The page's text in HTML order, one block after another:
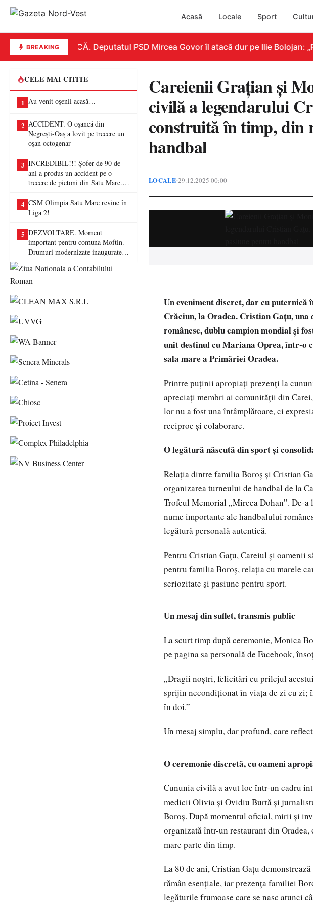
Acasă Locale Sport
BREAKINGREPLICĂ. Deputatul PSD Mircea Govor îl atacă dur pe Ilie Bolojan:
CELE MAI CITITE
1 Au venit oșenii acasă…
2 ACCIDENT. O oșancă din
Negrești-Oaș a lovit pe trecere un
oșan octogenar
3 INCREDIBIL!!! Șofer de 90 de
ani a produs un accident pe o
trecere de pietoni din Satu Mare. O
4 CSM Olimpia Satu Mare revine în
Liga 2!
5 DEZVOLTARE. Moment
important pentru comuna Moftin.
Drumuri modernizate inaugurate în
Careienii Grațian și
civilă a legendarului
construită în timp, din
handbal
LOCALE•29.12.2025 00:00
Un eveniment discret, dar cu
Crăciun, la Oradea. Cristian Gațu,
românesc, dublu campion mondial și
unit destinul cu Mariana Oprea, într-o
sala mare a Primăriei Oradea.
Printre puținii apropiați prezenți la
apreciați membri ai comunității din
lor nu a fost una întâmplătoare, ci
reciproc și colaborare.
O legătură născută din sport și
Relația dintre familia Boroș și Cristian
organizarea turneului de handbal de la
Trofeul Memorial „Mircea Dohan”. De-
nume importante ale handbalului
legătură personală autentică.
Pentru Cristian Gațu, Careiul și oamenii
pentru familia Boroș, relația cu marele
seriozitate și pasiune pentru sport.
Un mesaj din suflet, transmis public
La scurt timp după ceremonie, Monica
pe pagina sa personală de Facebook,
„Dragii noștri, felicitări cu prilejul
sprijin necondiționat în viața de zi cu zi;
în doi.”
Un mesaj simplu, dar profund, care
O ceremonie discretă, cu oameni
Cununia civilă a avut loc într-un cadru
medicii Olivia și Ovidiu Burtă și
Boroș. După momentul oficial, mirii și
organizată într-un restaurant din
mare parte din timp.
La 80 de ani, Cristian Gațu
rămân esențiale, iar prezența familiei
legăturile frumoase care se nasc atunci